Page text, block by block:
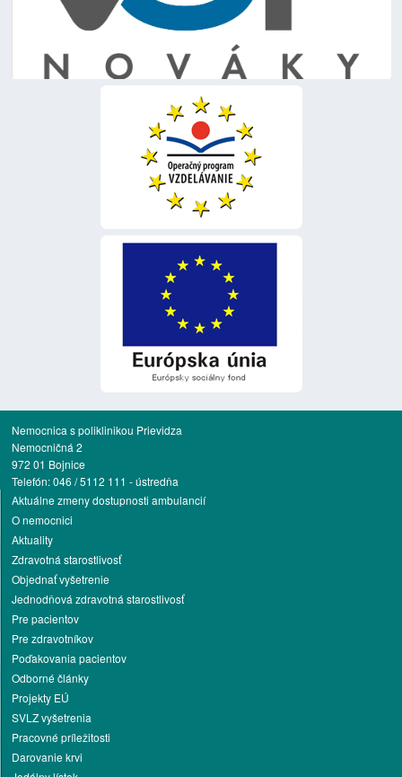
Nemocnica s poliklinikou Prievidza
Nemocničná 2
972 01 Bojnice
Telefón: 046 / 5112 111 - ústredňa
Aktuálne zmeny dostupnosti ambulancií
O nemocnici
Aktuality
Zdravotná starostlivosť
Objednať vyšetrenie
Jednodňová zdravotná starostlivosť
Pre pacientov
Pre zdravotníkov
Poďakovania pacientov
Odborné články
Projekty EÚ
SVLZ vyšetrenia
Pracovné príležitosti
Darovanie krvi